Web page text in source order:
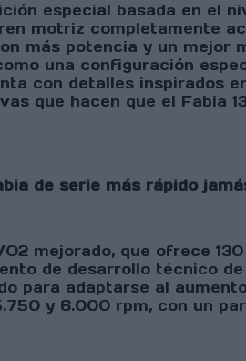
especial basada en
motriz completamente
más potencia y un mejor
una configuración
con detalles inspirados
que hacen que el Fabia
de serie más rápido
mejorado, que ofrece
de desarrollo técnico
para adaptarse al
y 6.000 rpm, con un